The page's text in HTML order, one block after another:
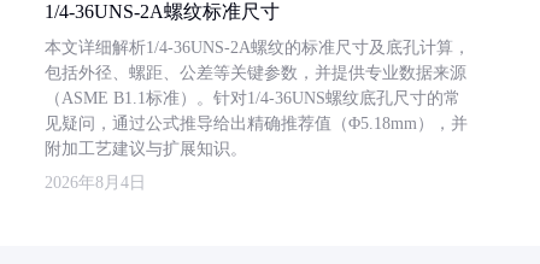
1/4-36UNS-2A螺纹标准尺寸
本文详细解析1/4-36UNS-2A螺纹的标准尺寸及底孔计算，
包括外径、螺距、公差等关键参数，并提供专业数据来源
（ASME B1.1标准）。针对1/4-36UNS螺纹底孔尺寸的常
见疑问，通过公式推导给出精确推荐值（Φ5.18mm），并
附加工艺建议与扩展知识。
2026年8月4日